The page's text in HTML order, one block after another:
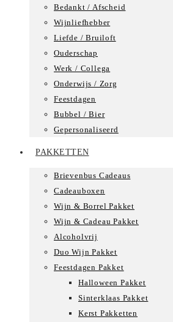
Bedankt / Afscheid
Wijnliefhebber
Liefde / Bruiloft
Ouderschap
Werk / Collega
Onderwijs / Zorg
Feestdagen
Bubbel / Bier
Gepersonaliseerd
PAKKETTEN
Brievenbus Cadeaus
Cadeauboxen
Wijn & Borrel Pakket
Wijn & Cadeau Pakket
Alcoholvrij
Duo Wijn Pakket
Feestdagen Pakket
Halloween Pakket
Sinterklaas Pakket
Kerst Pakketten